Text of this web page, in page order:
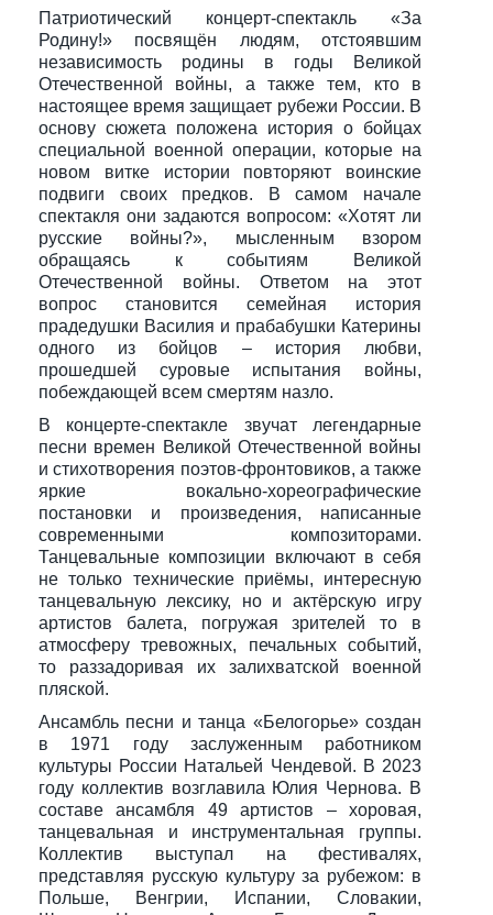
Патриотический концерт-спектакль «За
Родину!» посвящён людям, отстоявшим
независимость родины в годы Великой
Отечественной войны, а также тем, кто в
настоящее время защищает рубежи России. В
основу сюжета положена история о бойцах
специальной военной операции, которые на
новом витке истории повторяют воинские
подвиги своих предков. В самом начале
спектакля они задаются вопросом: «Хотят ли
русские войны?», мысленным взором
обращаясь к событиям Великой
Отечественной войны. Ответом на этот
вопрос становится семейная история
прадедушки Василия и прабабушки Катерины
одного из бойцов – история любви,
прошедшей суровые испытания войны,
побеждающей всем смертям назло.
В концерте-спектакле звучат легендарные
песни времен Великой Отечественной войны
и стихотворения поэтов-фронтовиков, а также
яркие вокально-хореографические
постановки и произведения, написанные
современными композиторами.
Танцевальные композиции включают в себя
не только технические приёмы, интересную
танцевальную лексику, но и актёрскую игру
артистов балета, погружая зрителей то в
атмосферу тревожных, печальных событий,
то раззадоривая их залихватской военной
пляской.
Ансамбль песни и танца «Белогорье» создан
в 1971 году заслуженным работником
культуры России Натальей Чендевой. В 2023
году коллектив возглавила Юлия Чернова. В
составе ансамбля 49 артистов – хоровая,
танцевальная и инструментальная группы.
Коллектив выступал на фестивалях,
представляя русскую культуру за рубежом: в
Польше, Венгрии, Испании, Словакии,